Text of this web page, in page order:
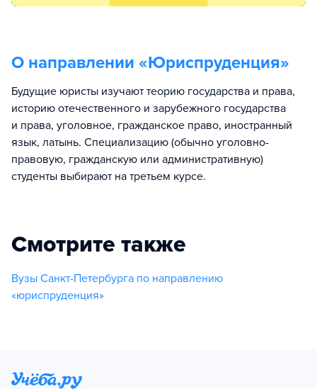
О направлении «Юриспруденция»
Будущие юристы изучают теорию государства и права,
историю отечественного и зарубежного государства
и права, уголовное, гражданское право, иностранный
язык, латынь. Специализацию (обычно уголовно-
правовую, гражданскую или административную)
студенты выбирают на третьем курсе.
Смотрите также
Вузы Санкт-Петербурга по направлению
«юриспруденция»